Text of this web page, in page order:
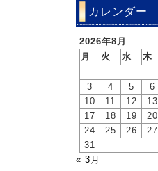
カレンダー
2026年8月
月
火 水 木
3
4 5 6
10
11 12 13
17
18 19 20
24
25 26 27
31
« 3月